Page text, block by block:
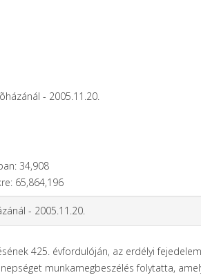
- 2005.11.20.
34,908
65,864,196
- 2005.11.20.
425. évfordulóján, az erdélyi
munkamegbeszélés folytatta,